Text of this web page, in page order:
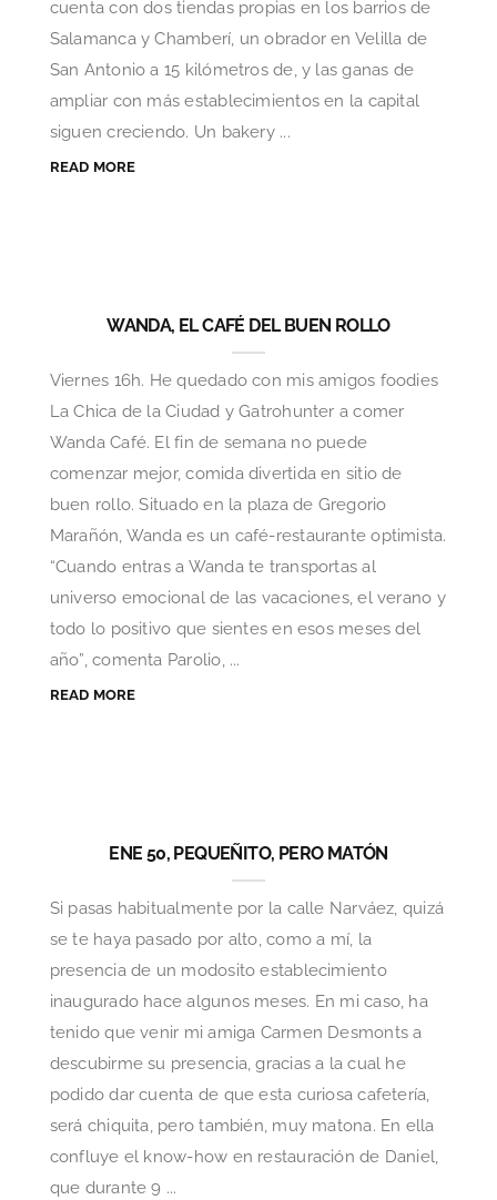
cuenta con dos tiendas propias en los barrios de
Salamanca y Chamberí, un obrador en Velilla de
San Antonio a 15 kilómetros de, y las ganas de
ampliar con más establecimientos en la capital
siguen creciendo. Un bakery ...
READ MORE
WANDA, EL CAFÉ DEL BUEN ROLLO
Viernes 16h. He quedado con mis amigos foodies
La Chica de la Ciudad y Gatrohunter a comer
Wanda Café. El fin de semana no puede
comenzar mejor, comida divertida en sitio de
buen rollo. Situado en la plaza de Gregorio
Marañón, Wanda es un café-restaurante optimista.
“Cuando entras a Wanda te transportas al
universo emocional de las vacaciones, el verano y
todo lo positivo que sientes en esos meses del
año”, comenta Parolio, ...
READ MORE
ENE 50, PEQUEÑITO, PERO MATÓN
Si pasas habitualmente por la calle Narváez, quizá
se te haya pasado por alto, como a mí, la
presencia de un modosito establecimiento
inaugurado hace algunos meses. En mi caso, ha
tenido que venir mi amiga Carmen Desmonts a
descubirme su presencia, gracias a la cual he
podido dar cuenta de que esta curiosa cafetería,
será chiquita, pero también, muy matona. En ella
confluye el know-how en restauración de Daniel,
que durante 9 ...